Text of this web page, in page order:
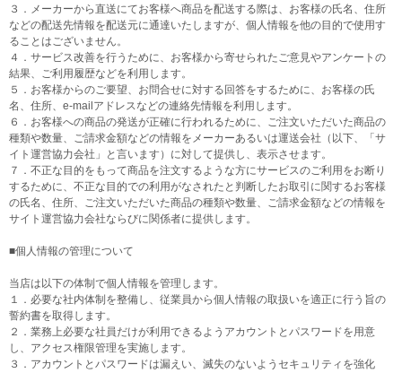
３．メーカーから直送にてお客様へ商品を配送する際は、お客様の氏名、住所
などの配送先情報を配送元に通達いたしますが、個人情報を他の目的で使用す
ることはございません。
４．サービス改善を行うために、お客様から寄せられたご意見やアンケートの
結果、ご利用履歴などを利用します。
５．お客様からのご要望、お問合せに対する回答をするために、お客様の氏
名、住所、e-mailアドレスなどの連絡先情報を利用します。
６．お客様への商品の発送が正確に行われるために、ご注文いただいた商品の
種類や数量、ご請求金額などの情報をメーカーあるいは運送会社（以下、「サ
イト運営協力会社」と言います）に対して提供し、表示させます。
７．不正な目的をもって商品を注文するような方にサービスのご利用をお断り
するために、不正な目的での利用がなされたと判断したお取引に関するお客様
の氏名、住所、ご注文いただいた商品の種類や数量、ご請求金額などの情報を
サイト運営協力会社ならびに関係者に提供します。
■個人情報の管理について
当店は以下の体制で個人情報を管理します。
１．必要な社内体制を整備し、従業員から個人情報の取扱いを適正に行う旨の
誓約書を取得します。
２．業務上必要な社員だけが利用できるようアカウントとパスワードを用意
し、アクセス権限管理を実施します。
３．アカウントとパスワードは漏えい、滅失のないようセキュリティを強化